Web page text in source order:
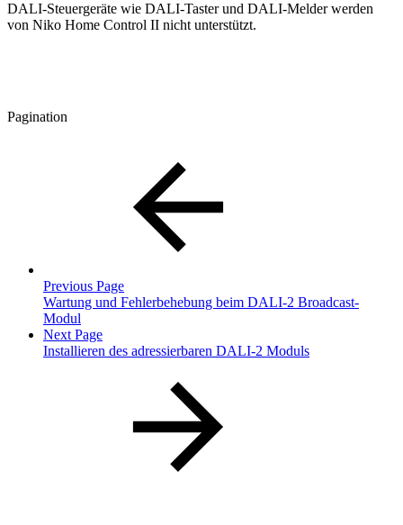
DALI-Steuergeräte wie DALI-Taster und DALI-Melder werden
von Niko Home Control II nicht unterstützt.
Pagination
Previous Page
Wartung und Fehlerbehebung beim DALI-2 Broadcast-
Modul
Next Page
Installieren des adressierbaren DALI-2 Moduls